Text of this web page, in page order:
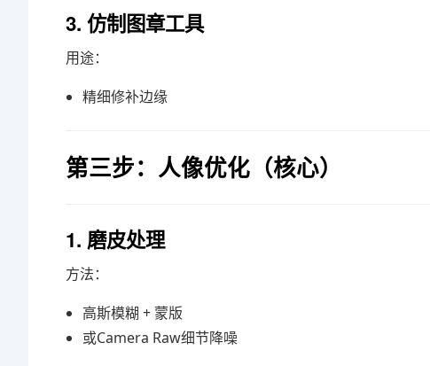
3. 仿制图章工具
用途：
精细修补边缘
第三步：人像优化（核心）
1. 磨皮处理
方法：
高斯模糊 + 蒙版
或Camera Raw细节降噪